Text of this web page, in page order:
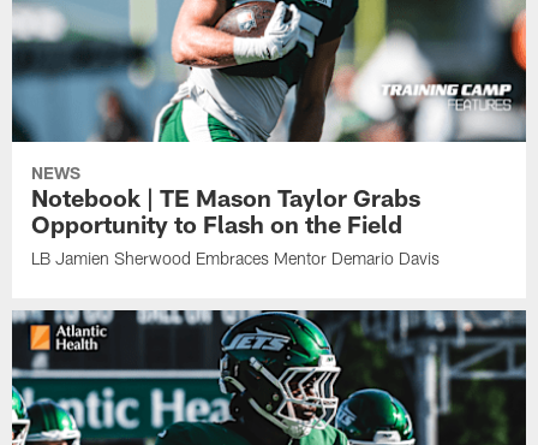
NEWS
Notebook | TE Mason Taylor Grabs
Opportunity to Flash on the Field
LB Jamien Sherwood Embraces Mentor Demario Davis